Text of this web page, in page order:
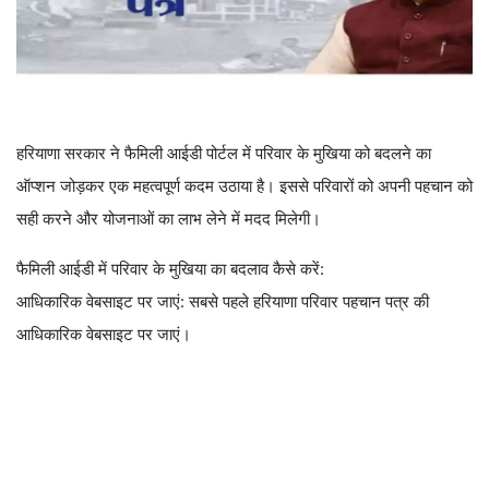
हरियाणा सरकार ने फैमिली आईडी पोर्टल में परिवार के मुखिया को बदलने का
ऑप्शन जोड़कर एक महत्वपूर्ण कदम उठाया है। इससे परिवारों को अपनी पहचान को
सही करने और योजनाओं का लाभ लेने में मदद मिलेगी।
फैमिली आईडी में परिवार के मुखिया का बदलाव कैसे करें:
आधिकारिक वेबसाइट पर जाएं: सबसे पहले हरियाणा परिवार पहचान पत्र की
आधिकारिक वेबसाइट पर जाएं।